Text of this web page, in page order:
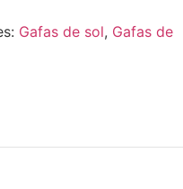
Gafas de sol, Gafas de